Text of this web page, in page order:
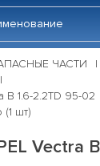
ЧАСТИ
B 1.6-2.2TD 95-02
шт)
Vectra B